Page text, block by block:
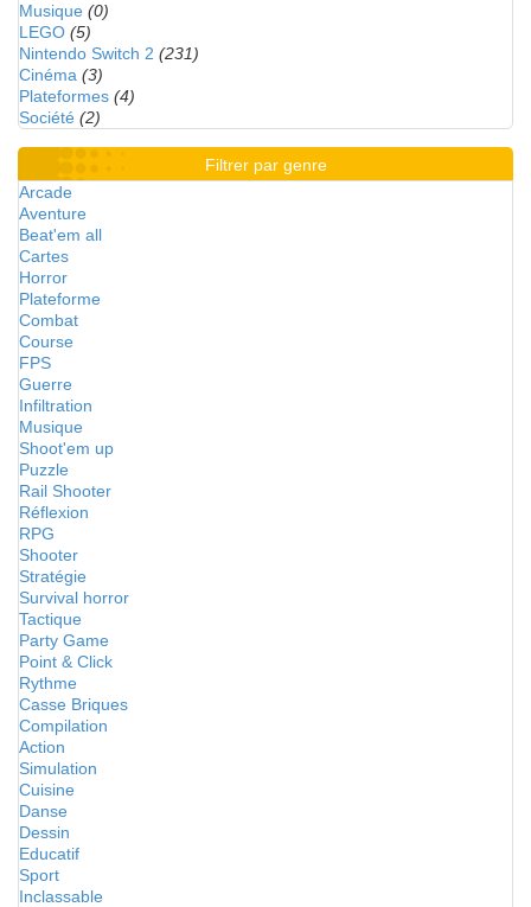
Musique (0)
LEGO (5)
Nintendo Switch 2 (231)
Cinéma (3)
Plateformes (4)
Société (2)
Filtrer par genre
Arcade
Aventure
Beat'em all
Cartes
Horror
Plateforme
Combat
Course
FPS
Guerre
Infiltration
Musique
Shoot'em up
Puzzle
Rail Shooter
Réflexion
RPG
Shooter
Stratégie
Survival horror
Tactique
Party Game
Point & Click
Rythme
Casse Briques
Compilation
Action
Simulation
Cuisine
Danse
Dessin
Educatif
Sport
Inclassable